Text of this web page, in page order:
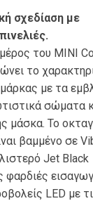
σχεδίαση με
του MINI
το
με τα
σώματα
μάσκα. Το
βαμμένο σε
Jet Black
φαρδιές
LED με